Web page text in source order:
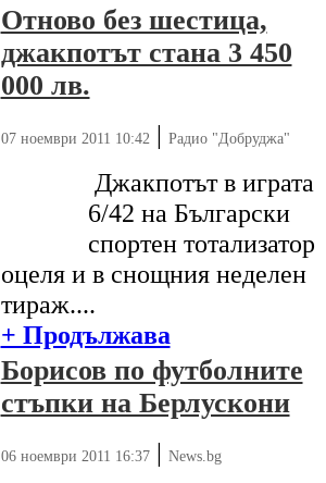
Отново без шестица,
джакпотът стана 3 450
000 лв.
07 ноември 2011 10:42 | Радио "Добруджа"
Джакпотът в играта
6/42 на Български
спортен тотализатор
оцеля и в снощния неделен
тираж....
+ Продължава
Борисов по футболните
стъпки на Берлускони
06 ноември 2011 16:37| News.bg